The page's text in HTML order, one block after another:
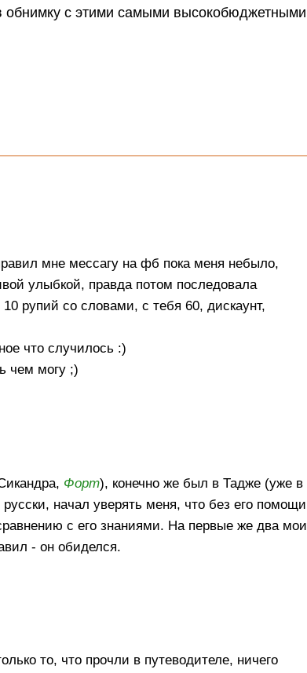
обнимку с этими самыми высокобюджетными
мне мессагу на фб пока меня небыло,
улыбкой, правда потом последовала
рупий со словами, с тебя 60, дискаунт,
что случилось :)
чем могу ;)
Форт), конечно же был в Тадже (уже в
начал уверять меня, что без его помощи
с его знаниями. На первые же два мои
- он обиделся.
то, что прочли в путеводителе, ничего